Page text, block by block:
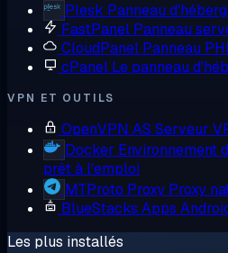
Plesk Panneau
FastPanel Panneau
CloudPanel Panneau
cPanel Le panneau
VPN ET OUTILS
OpenVPN AS Serveur
Docker Environnement
prêt à l'emploi
MTProto Proxy Proxy
BlueStacks Apps
Les plus installés